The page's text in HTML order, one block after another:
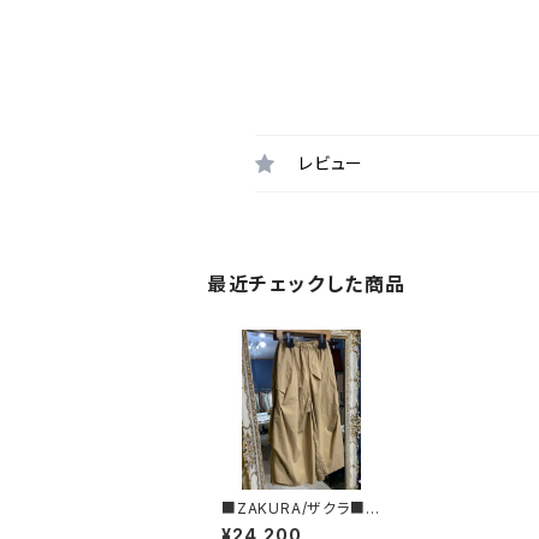
レビュー
最近チェックした商品
■ZAKURA/ザクラ■コ
ットンポリウェザーパン
¥24,200